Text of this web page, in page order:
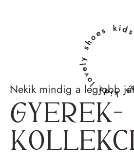
Nekik mindig a legjobb
Gyerek­
lovely shoes kids